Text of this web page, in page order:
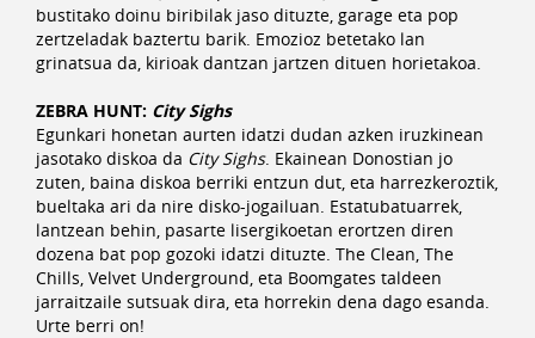
bustitako doinu biribilak jaso dituzte, garage eta pop
zertzeladak baztertu barik. Emozioz betetako lan
grinatsua da, kirioak dantzan jartzen dituen horietakoa.
ZEBRA HUNT: City Sighs
Egunkari honetan aurten idatzi dudan azken iruzkinean
jasotako diskoa da City Sighs. Ekainean Donostian jo
zuten, baina diskoa berriki entzun dut, eta harrezkeroztik,
bueltaka ari da nire disko-jogailuan. Estatubatuarrek,
lantzean behin, pasarte lisergikoetan erortzen diren
dozena bat pop gozoki idatzi dituzte. The Clean, The
Chills, Velvet Underground, eta Boomgates taldeen
jarraitzaile sutsuak dira, eta horrekin dena dago esanda.
Urte berri on!